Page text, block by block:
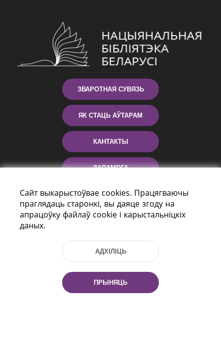
ЗВАРОТНАЯ СУВЯЗЬ
ЯК СТАЦЬ АЎТАРАМ
КАНТАКТЫ
ДАПАМОГА
праспект Незалежнасці 116
г. Мiнск, Рэспубліка Беларусь, 220114
Тэл.: (+375 17) 368 37 37, Факс: (+375 17)
Сайт выкарыстоўвае cookies. Працягваючы
праглядаць старонкі, вы даяце згоду на
апрацоўку файлаў cookie і карыстальніцкіх
даных.
АДХІЛІЦЬ
ПРЫНЯЦЬ